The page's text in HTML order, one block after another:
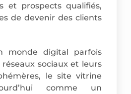
et prospects qualifiés,
de devenir des clients
monde digital parfois
sociaux et leurs
le site vitrine
comme un